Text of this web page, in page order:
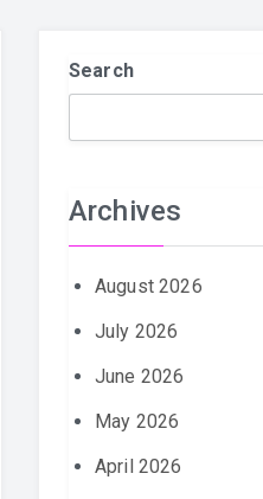
Search
Archives
August 2026
July 2026
June 2026
May 2026
April 2026